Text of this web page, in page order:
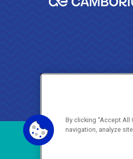
By clicking “Accept
navigation, analyze